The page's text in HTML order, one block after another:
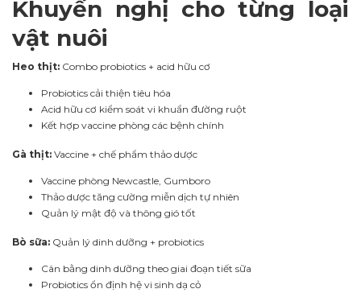
Khuyến nghị cho từng loại
vật nuôi
Heo thịt: Combo probiotics + acid hữu cơ
Probiotics cải thiện tiêu hóa
Acid hữu cơ kiểm soát vi khuẩn đường ruột
Kết hợp vaccine phòng các bệnh chính
Gà thịt: Vaccine + chế phẩm thảo dược
Vaccine phòng Newcastle, Gumboro
Thảo dược tăng cường miễn dịch tự nhiên
Quản lý mật độ và thông gió tốt
Bò sữa: Quản lý dinh dưỡng + probiotics
Cân bằng dinh dưỡng theo giai đoạn tiết sữa
Probiotics ổn định hệ vi sinh dạ cỏ